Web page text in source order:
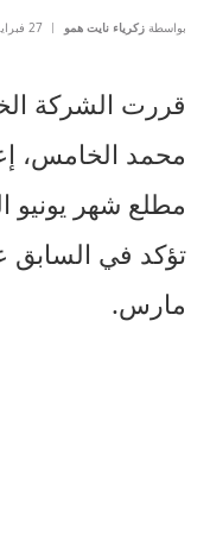
بواسطة زكرياء نايت همو 27 فبراير، 2019
قررت الشركة
محمد الخامس،
مطلع شهر يونيو
تؤكد في السابق
مارس.